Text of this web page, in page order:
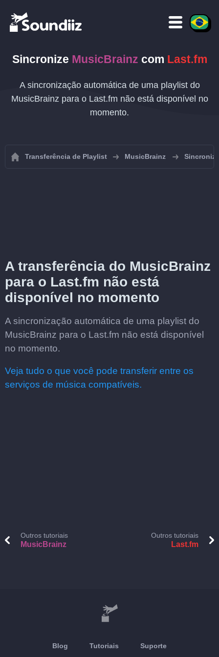
Sincronize MusicBrainz com Last.fm
A sincronização automática de uma playlist do
MusicBrainz para o Last.fm não está disponível no
momento.
Transferência de Playlist MusicBrainz
A transferência do MusicBrainz
para o Last.fm não está
disponível no momento
A sincronização automática de uma playlist do
MusicBrainz para o Last.fm não está disponível
no momento.
Veja tudo o que você pode transferir entre os
serviços de música compatíveis.
Outros tutoriais
MusicBrainz
Outros tutoriais
Last.fm
Blog Tutoriais Suporte